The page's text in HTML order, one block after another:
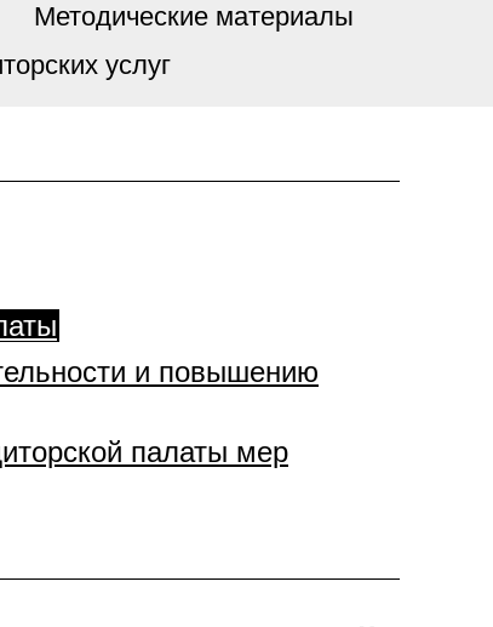
Методические материалы
услуг
и повышению
палаты мер